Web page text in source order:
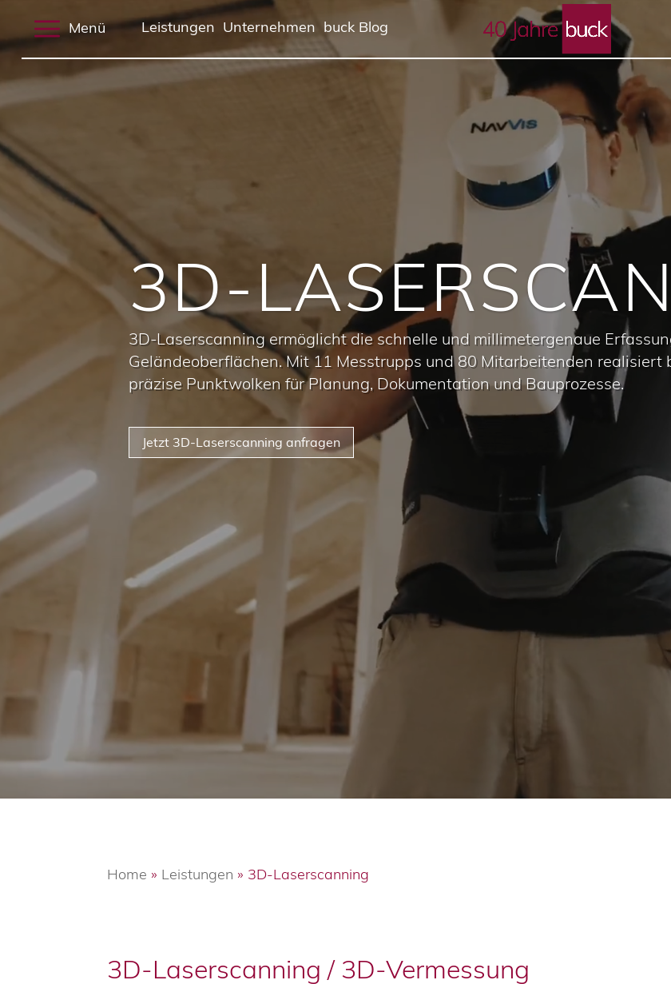
Menü Leistungen Unternehmen buck Blog
3D-
3D-Laserscanning ermöglicht die schnelle und millimetergenaue
Geländeoberflächen. Mit 11 Messtrupps und 80 Mitarbeitenden
präzise Punktwolken für Planung, Dokumentation und Bauprozesse.
Jetzt 3D-Laserscanning anfragen
Video-
Player
Home » Leistungen » 3D-Laserscanning
3D-Laserscanning / 3D-Vermessung